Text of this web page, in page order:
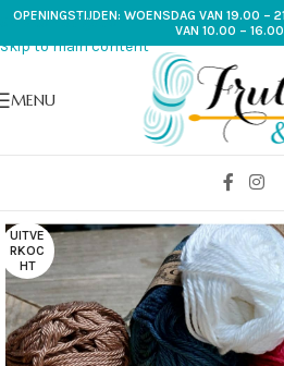
Skip to navigation
Skip to main content
OPENINGSTIJDEN: WOENSDAG VAN 19.00 –
VAN 10.00 – 16.00
MENU
UITVE
RKOC
HT